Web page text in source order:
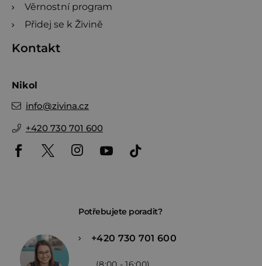
Věrnostní program
Přidej se k Živině
Kontakt
Nikol
info@zivina.cz
+420 730 701 600
Potřebujete poradit?
+420 730 701 600